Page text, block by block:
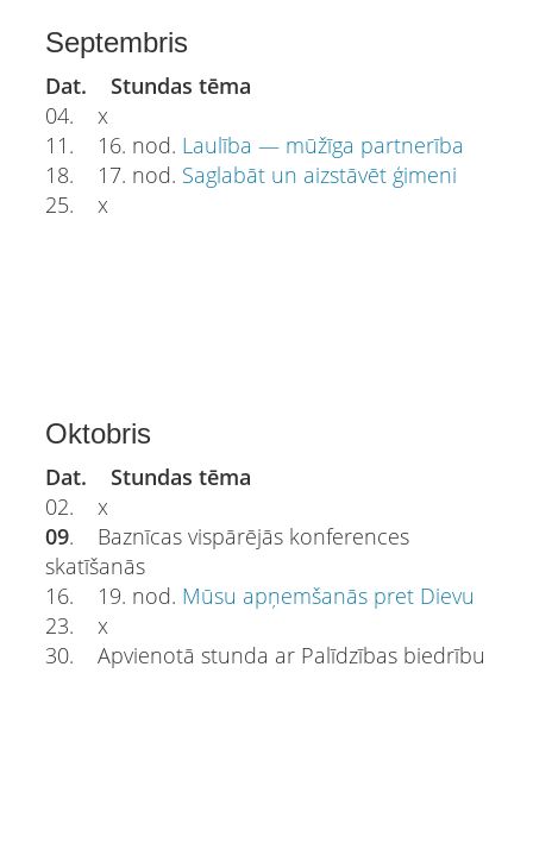
Septembris
Dat. Stundas tēma
04. x
11. 16. nod. Laulība — mūžīga partnerība
18. 17. nod. Saglabāt un aizstāvēt ģimeni
25. x
Oktobris
Dat. Stundas tēma
02. x
09. Baznīcas vispārējās konferences
skatīšanās
16. 19. nod. Mūsu apņemšanās pret Dievu
23. x
30. Apvienotā stunda ar Palīdzības biedrību